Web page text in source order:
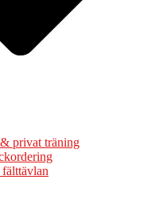
privat träning